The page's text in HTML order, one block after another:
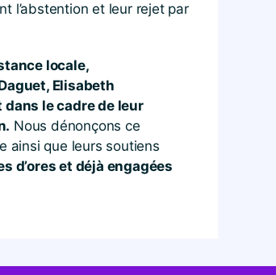
l’abstention et leur rejet par
locale,
Elisabeth
le cadre de leur
Nous dénonçons ce
ainsi que leurs soutiens
d’ores et déjà engagées